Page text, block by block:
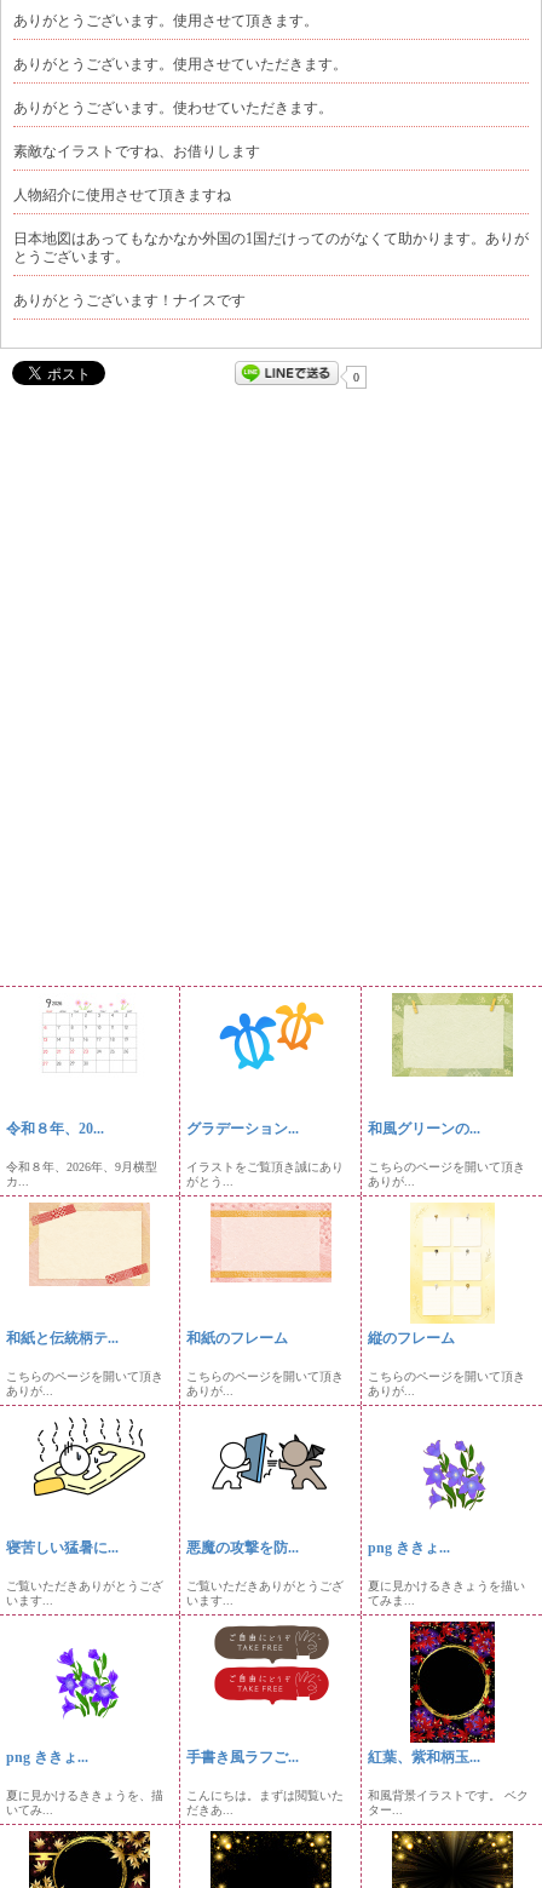
ありがとうございます。使用させて頂きます。
ありがとうございます。使用させていただきます。
ありがとうございます。使わせていただきます。
素敵なイラストですね、お借りします
人物紹介に使用させて頂きますね
日本地図はあってもなかなか外国の1国だけってのがなくて助かります。ありが
とうございます。
ありがとうございます！ナイスです
0
令和８年、20...
令和８年、2026年、9月横型
カ...
グラデーション...
イラストをご覧頂き誠にあり
がとう...
和風グリーンの...
こちらのページを開いて頂き
ありが...
和紙と伝統柄テ...
こちらのページを開いて頂き
ありが...
和紙のフレーム
こちらのページを開いて頂き
ありが...
縦のフレーム
こちらのページを開いて頂き
ありが...
寝苦しい猛暑に...
ご覧いただきありがとうござ
います...
悪魔の攻撃を防...
ご覧いただきありがとうござ
います...
png ききょ...
夏に見かけるききょうを描い
てみま...
png ききょ...
夏に見かけるききょうを、描
いてみ...
手書き風ラフご...
こんにちは。まずは閲覧いた
だきあ...
紅葉、紫和柄玉...
和風背景イラストです。 ベク
ター...